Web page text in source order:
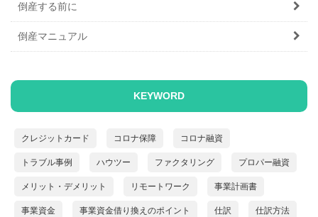
倒産する前に
倒産マニュアル
KEYWORD
クレジットカード コロナ保障 コロナ融資
トラブル事例 ハウツー ファクタリング プロパー融資
メリット・デメリット リモートワーク 事業計画書
事業資金 事業資金借り換えのポイント 仕訳 仕訳方法